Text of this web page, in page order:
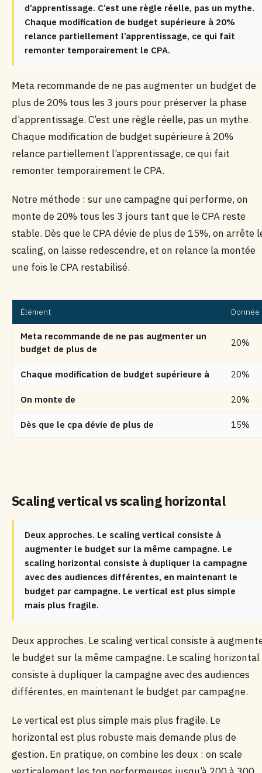
d’apprentissage. C’est une règle réelle, pas un mythe.
Chaque modification de budget supérieure à 20%
relance partiellement l’apprentissage, ce qui fait
remonter temporairement le CPA.
Meta recommande de ne pas augmenter un budget de
plus de 20% tous les 3 jours pour préserver la phase
d’apprentissage. C’est une règle réelle, pas un mythe.
Chaque modification de budget supérieure à 20%
relance partiellement l’apprentissage, ce qui fait
remonter temporairement le CPA.
Notre méthode : sur une campagne qui performe, on
monte de 20% tous les 3 jours tant que le CPA reste
stable. Dès que le CPA dévie de plus de 15%, on arrête
scaling, on laisse redescendre, et on relance la montée
une fois le CPA restabilisé.
Élément Donnée
Meta recommande de ne pas augmenter un
budget de plus de
20%
Chaque modification de budget supérieure à 20%
On monte de 20%
Dès que le cpa dévie de plus de 15%
Scaling vertical vs scaling horizontal
Deux approches. Le scaling vertical consiste à
augmenter le budget sur la même campagne. Le
scaling horizontal consiste à dupliquer la campagne
avec des audiences différentes, en maintenant le
budget par campagne. Le vertical est plus simple
mais plus fragile.
Deux approches. Le scaling vertical consiste à
le budget sur la même campagne. Le scaling horizontal
consiste à dupliquer la campagne avec des audiences
différentes, en maintenant le budget par campagne.
Le vertical est plus simple mais plus fragile. Le
horizontal est plus robuste mais demande plus de
gestion. En pratique, on combine les deux : on scale